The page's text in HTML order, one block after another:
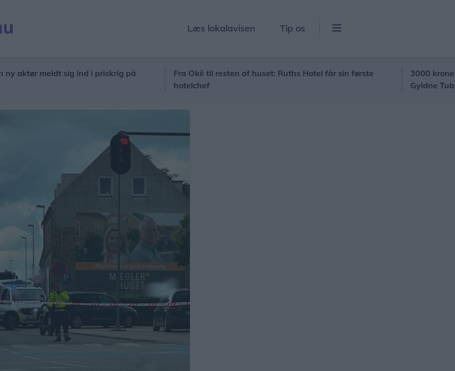
Læs lokalavisen Tip os
meldt sig ind i priskrig på
Fra Okê til resten af huset: Ruths Hotel får sin første
hotelchef
3000 kroner fik
Gyldne Tuba"